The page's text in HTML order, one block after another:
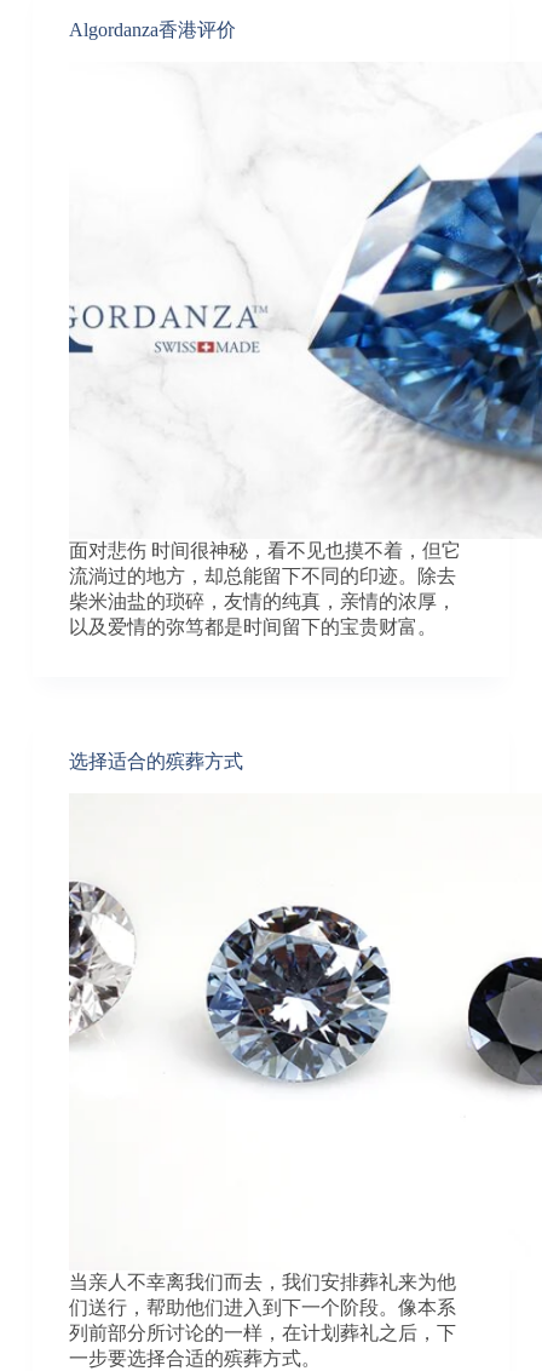
Algordanza香港评价
面对悲伤 时间很神秘，看不见也摸不着，但它
流淌过的地方，却总能留下不同的印迹。除去
柴米油盐的琐碎，友情的纯真，亲情的浓厚，
以及爱情的弥笃都是时间留下的宝贵财富。
选择适合的殡葬方式
当亲人不幸离我们而去，我们安排葬礼来为他
们送行，帮助他们进入到下一个阶段。像本系
列前部分所讨论的一样，在计划葬礼之后，下
一步要选择合适的殡葬方式。